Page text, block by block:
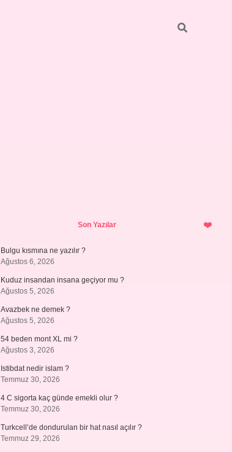
SidebarSon Yazılar
Bulgu kısmına ne yazılır ?
Ağustos 6, 2026
Kuduz insandan insana geçiyor mu ?
Ağustos 5, 2026
Avazbek ne demek ?
Ağustos 5, 2026
54 beden mont XL mi ?
Ağustos 3, 2026
Istibdat nedir islam ?
Temmuz 30, 2026
4 C sigorta kaç günde emekli olur ?
Temmuz 30, 2026
Turkcell’de dondurulan bir hat nasıl açılır ?
Temmuz 29, 2026